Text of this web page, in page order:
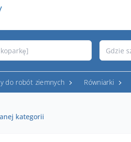
do robót ziemnych Równiarki
kategorii